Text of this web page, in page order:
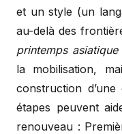
et un style (un
au-delà des
printemps asiatique
la mobilisation,
construction
étapes peuvent
renouveau :